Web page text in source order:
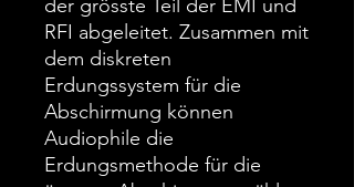
der grösste Teil der EMI und
RFI abgeleitet. Zusammen mit
dem diskreten
Erdungssystem für die
Abschirmung können
Audiophile die
Erdungsmethode für die